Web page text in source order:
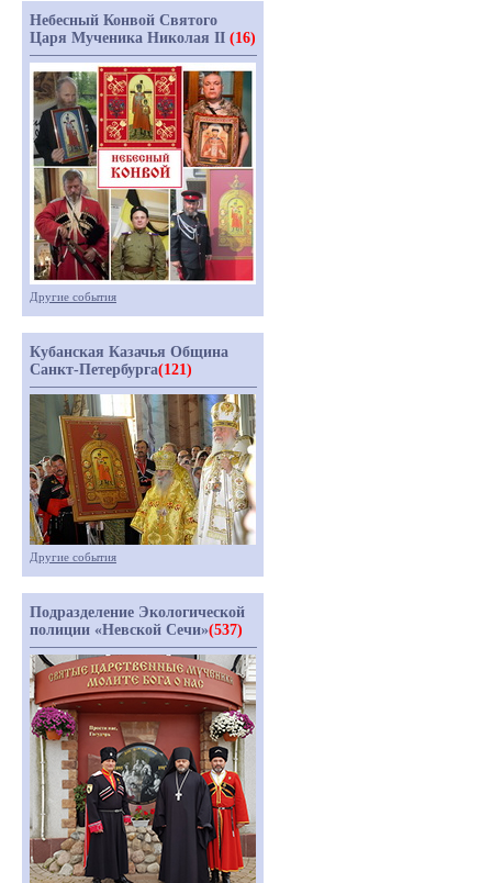
Небесный Конвой Святого
Царя Мученика Николая II (16)
Другие события
Кубанская Казачья Община
Санкт-Петербурга(121)
Другие события
Подразделение Экологической
полиции «Невской Сечи»(537)